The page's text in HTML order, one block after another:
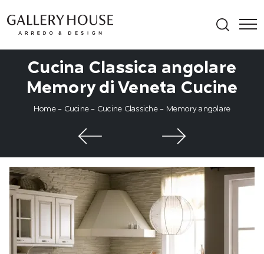
Cucina Classica angolare
Memory di Veneta Cucine
Home- Cucine - Cucine Classiche - Memory angolare